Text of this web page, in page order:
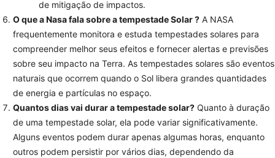
de mitigação de impactos.
O que a Nasa fala sobre a tempestade Solar ? A NASA
frequentemente monitora e estuda tempestades solares para
compreender melhor seus efeitos e fornecer alertas e previsões
sobre seu impacto na Terra. As tempestades solares são eventos
naturais que ocorrem quando o Sol libera grandes quantidades
de energia e partículas no espaço.
Quantos dias vai durar a tempestade solar? Quanto à duração
de uma tempestade solar, ela pode variar significativamente.
Alguns eventos podem durar apenas algumas horas, enquanto
outros podem persistir por vários dias, dependendo da